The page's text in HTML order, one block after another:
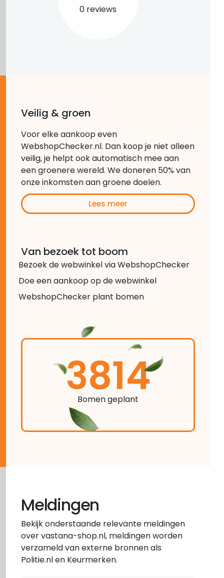
0 reviews
Veilig & groen
Voor elke aankoop even
WebshopChecker.nl. Dan koop je niet alleen
veilig, je helpt ook automatisch mee aan
een groenere wereld. We doneren 50% van
onze inkomsten aan groene doelen.
Lees meer
Van bezoek tot boom
Bezoek de webwinkel via WebshopChecker
Doe een aankoop op de webwinkel
WebshopChecker plant bomen
3814
Bomen geplant
Meldingen
Bekijk onderstaande relevante meldingen
over vastana-shop.nl, meldingen worden
verzameld van externe bronnen als
Politie.nl en Keurmerken.